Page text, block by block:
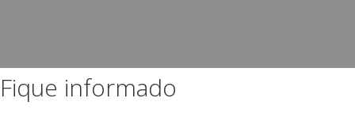
Fique informado